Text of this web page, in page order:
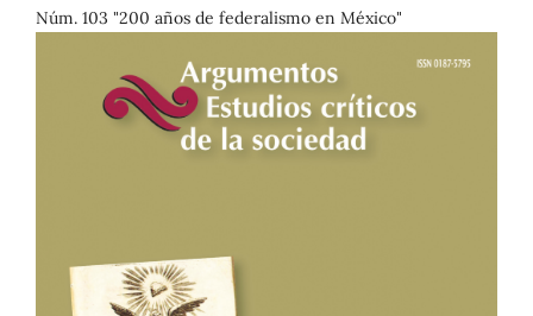
Núm. 103 "200 años de federalismo en México"